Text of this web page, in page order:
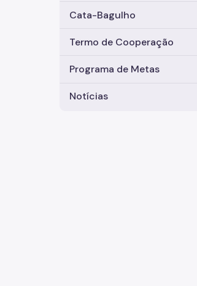
Cata-Bagulho
Termo de Cooperação
Programa de Metas
Notícias